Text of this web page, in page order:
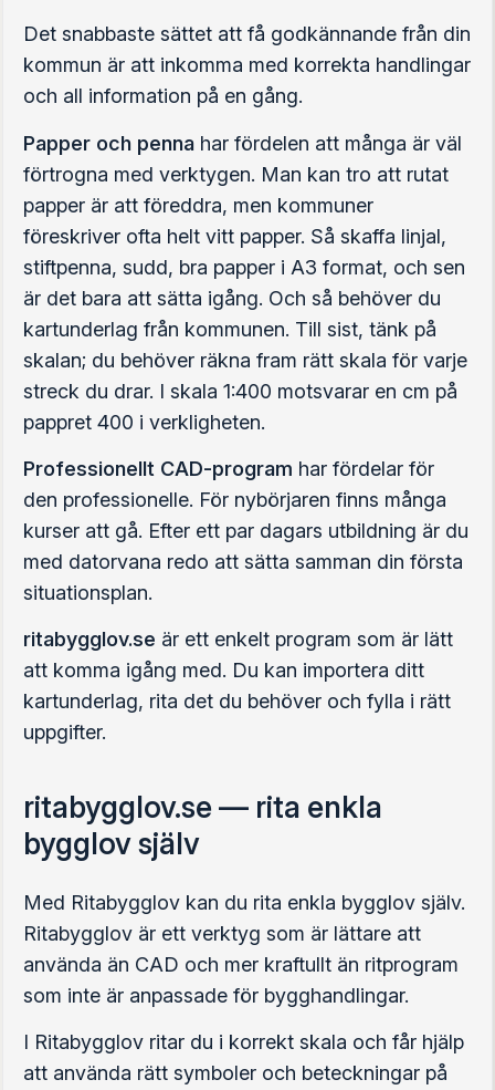
Det snabbaste sättet att få godkännande från din
kommun är att inkomma med korrekta handlingar
och all information på en gång.
Papper och penna har fördelen att många är väl
förtrogna med verktygen. Man kan tro att rutat
papper är att föreddra, men kommuner
föreskriver ofta helt vitt papper. Så skaffa linjal,
stiftpenna, sudd, bra papper i A3 format, och sen
är det bara att sätta igång. Och så behöver du
kartunderlag från kommunen. Till sist, tänk på
skalan; du behöver räkna fram rätt skala för varje
streck du drar. I skala 1:400 motsvarar en cm på
pappret 400 i verkligheten.
Professionellt CAD-program har fördelar för
den professionelle. För nybörjaren finns många
kurser att gå. Efter ett par dagars utbildning är du
med datorvana redo att sätta samman din första
situationsplan.
ritabygglov.se är ett enkelt program som är lätt
att komma igång med. Du kan importera ditt
kartunderlag, rita det du behöver och fylla i rätt
uppgifter.
ritabygglov.se — rita enkla
bygglov själv
Med Ritabygglov kan du rita enkla bygglov själv.
Ritabygglov är ett verktyg som är lättare att
använda än CAD och mer kraftullt än ritprogram
som inte är anpassade för bygghandlingar.
I Ritabygglov ritar du i korrekt skala och får hjälp
att använda rätt symboler och beteckningar på